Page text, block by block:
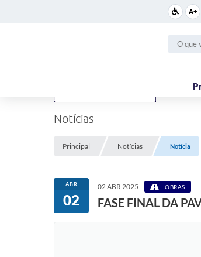
A+
Notícias
Principal Notícias Notícia
ABR
02
02 ABR 2025 OBRAS
FASE FINAL DA